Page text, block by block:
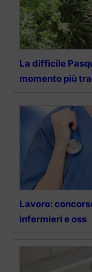
La difficile
momento più
Lavoro:
infermieri e oss